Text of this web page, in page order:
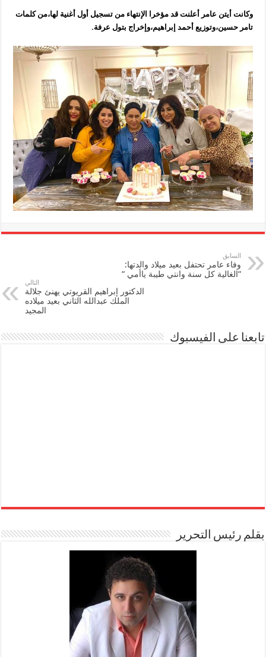
وكانت أيتن عامر أعلنت قد مؤخرا الإنتهاء من تسجيل أول أغنية لها،من كلمات
تامر حسين،وتوزيع أحمد إبراهيم،وإخراج بتول عرفة.
السابق
وفاء عامر تحتفل بعيد ميلاد والدتها:
“الغالية كل سنة وانتي طيبة ياأمي “
التالي
الدكتور إبراهيم القريوتي يهنئ جلالة
الملك عبدالله الثاني بعيد ميلاده
المجيد
تابعنا على الفيسبوك
بقلم رئيس التحرير